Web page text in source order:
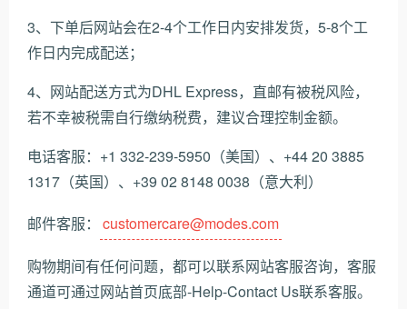
3、下单后网站会在2-4个工作日内安排发货，5-8个工
作日内完成配送；
4、网站配送方式为DHL Express，直邮有被税风险，
若不幸被税需自行缴纳税费，建议合理控制金额。
电话客服：+1 332-239-5950（美国）、+44 20 3885
1317（英国）、+39 02 8148 0038（意大利）
邮件客服：
customercare@modes.com
购物期间有任何问题，都可以联系网站客服咨询，客服
通道可通过网站首页底部-Help-Contact Us联系客服。